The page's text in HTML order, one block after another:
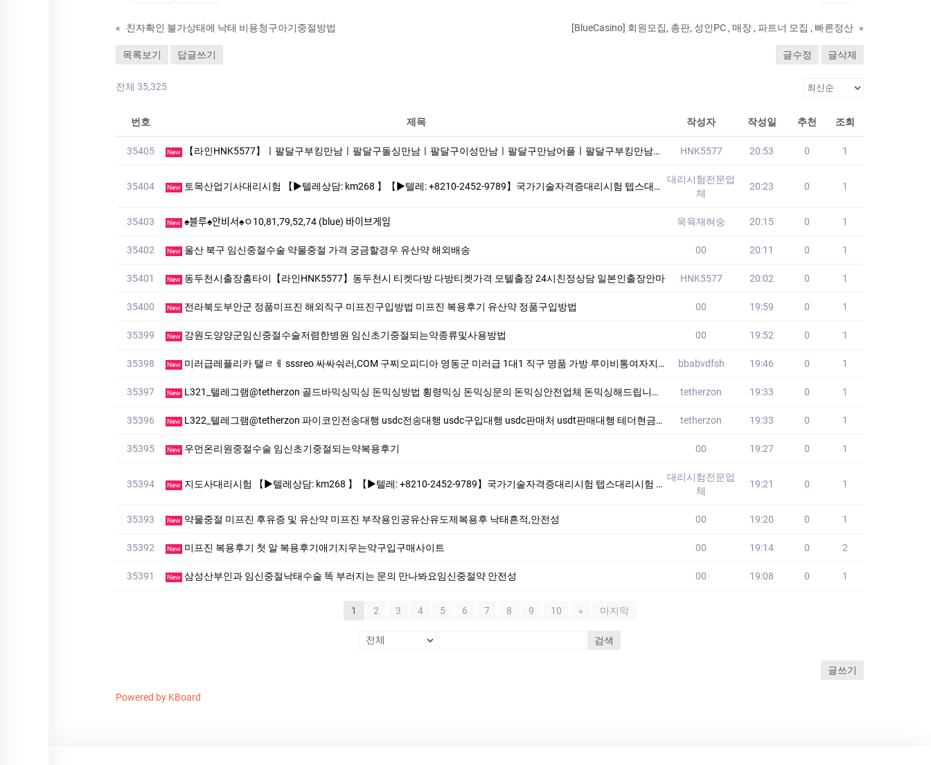
« 친자확인 불가상태에 낙태 비용청구아기중절방법 [BlueCasino] 회원모집, 총판, 성인PC , 매장 , 파트너 모집 , 빠른정산 »
목록보기 답글쓰기 글수정 글삭제
전체 35,325
번호 제목 작성자 작성일 추천 조회
35405 New 【라인HNK5577】ㅣ팔달구부킹만남ㅣ팔달구돌싱만남ㅣ팔달구이성만남ㅣ팔달구만남어플ㅣ팔달구부킹만남ㅣ팔달구주중년채팅ㅣ팔달구번개만남 HNK5577 20:53 0 1
35404 New 토목산업기사대리시험 【▶텔레상담: km268 】【▶텔레: +8210-2452-9789】국가기술자격증대리시험 텝스대리시험 토익대리시험 ✅본 업체는 1:1채팅으로만 상담해드립니다 오픈채팅$텔레채널/그룹 상담한적 없습니다!! 24
대리시험전문업
체
20:23 0 1
35403 New ♠블루♠안비서♠ㅇ10,81,79,52,74 (blue) 바이브게임 욱육재혀숭 20:15 0 1
35402 New 울산 북구 임신중절수술 약물중절 가격 궁금할경우 유산약 해외배송 00 20:11 0 1
35401 New 동두천시출장홈타이【라인HNK5577】동두천시 티켓다방 다방티켓가격 모텔출장 24시친정상담 일본인출장안마 HNK5577 20:02 0 1
35400 New 전라북도부안군 정품미프진 해외직구 미프진구입방법 미프진 복용후기 유산약 정품구입방법 00 19:59 0 1
35399 New 강원도양양군임신중절수술저렴한병원 임신초기중절되는약종류및사용방법 00 19:52 0 1
35398 New 미러급레플리카 탤ㄹㅔ sssreo 싸싸숴러,COM 구찌오피디아 영동군 미러급 1대1 직구 명품 가방 루이비통여자지갑 명품카드지갑여자 GRH bbabvdfsh 19:46 0 1
35397 New L321_텔레그램@tetherzon 골드바믹싱믹싱 돈믹싱방법 횡령믹싱 돈믹싱문의 돈믹싱안전업체 돈믹싱해드립니다 코인믹싱최저수수료 tetherzon 19:33 0 1
35396 New L322_텔레그램@tetherzon 파이코인전송대행 usdc전송대행 usdc구입대행 usdc판매처 usdt판매대행 테더현금화 비트코인개인거래 tetherzon 19:33 0 1
35395 New 우먼온리원중절수술 임신초기중절되는약복용후기 00 19:27 0 1
35394 New 지도사대리시험 【▶텔레상담: km268 】【▶텔레: +8210-2452-9789】국가기술자격증대리시험 텝스대리시험 토익대리시험 ✅본 업체는 1:1채팅으로만 상담해드립니다 오픈채팅$텔레채널/그룹 상담한적 없습니다!! 24시간
대리시험전문업
체
19:21 0 1
35393 New 약물중절 미프진 후유증 및 유산약 미프진 부작용인공유산유도제복용후 낙태흔적,안전성 00 19:20 0 1
35392 New 미프진 복용후기 첫 알 복용후기애기지우는약구입구매사이트 00 19:14 0 2
35391 New 삼성산부인과 임신중절낙태수술 똑 부러지는 문의 만나봐요임신중절약 안전성 00 19:08 0 1
1 2 3 4 5 6 7 8 9 10 » 마지막
검색
글쓰기
Powered by KBoard